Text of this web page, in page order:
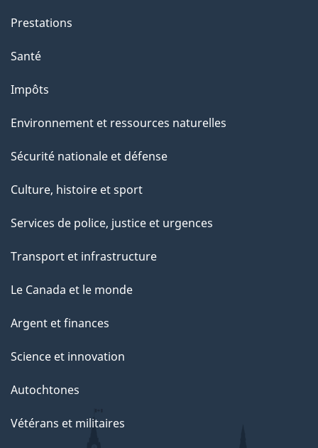
s
u
c
e
t
e
a
g
Prestations
Santé
Impôts
Environnement et ressources naturelles
Sécurité nationale et défense
Culture, histoire et sport
Services de police, justice et urgences
Transport et infrastructure
Le Canada et le monde
Argent et finances
Science et innovation
Autochtones
Vétérans et militaires